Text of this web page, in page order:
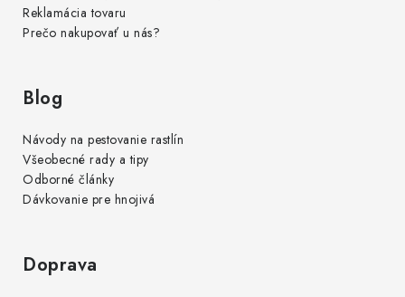
Reklamácia tovaru
Prečo nakupovať u nás?
Blog
Návody na pestovanie rastlín
Všeobecné rady a tipy
Odborné články
Dávkovanie pre hnojivá
Doprava